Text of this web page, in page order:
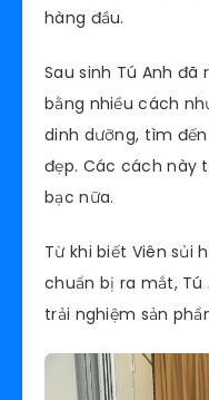
hàng đầu.
Sau sinh Tú Anh đã
bằng nhiều cách
dinh dưỡng, tìm
đẹp. Các cách này
bạc nữa.
Từ khi biết Viên sủi
chuẩn bị ra mắt,
trải nghiệm sản